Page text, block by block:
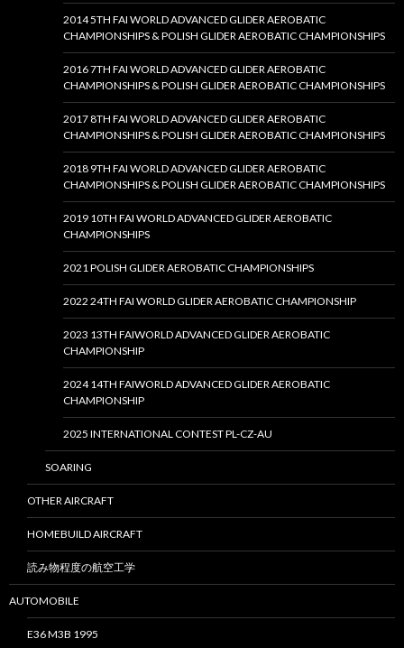
2014 5TH FAI WORLD ADVANCED GLIDER AEROBATIC
CHAMPIONSHIPS & POLISH GLIDER AEROBATIC CHAMPIONSHIPS
2016 7TH FAI WORLD ADVANCED GLIDER AEROBATIC
CHAMPIONSHIPS & POLISH GLIDER AEROBATIC CHAMPIONSHIPS
2017 8TH FAI WORLD ADVANCED GLIDER AEROBATIC
CHAMPIONSHIPS & POLISH GLIDER AEROBATIC CHAMPIONSHIPS
2018 9TH FAI WORLD ADVANCED GLIDER AEROBATIC
CHAMPIONSHIPS & POLISH GLIDER AEROBATIC CHAMPIONSHIPS
2019 10TH FAI WORLD ADVANCED GLIDER AEROBATIC
CHAMPIONSHIPS
2021 POLISH GLIDER AEROBATIC CHAMPIONSHIPS
2022 24TH FAI WORLD GLIDER AEROBATIC CHAMPIONSHIP
2023 13TH FAIWORLD ADVANCED GLIDER AEROBATIC
CHAMPIONSHIP
2024 14TH FAIWORLD ADVANCED GLIDER AEROBATIC
CHAMPIONSHIP
2025 INTERNATIONAL CONTEST PL-CZ-AU
SOARING
OTHER AIRCRAFT
HOMEBUILD AIRCRAFT
読み物程度の航空工学
AUTOMOBILE
E36 M3B 1995